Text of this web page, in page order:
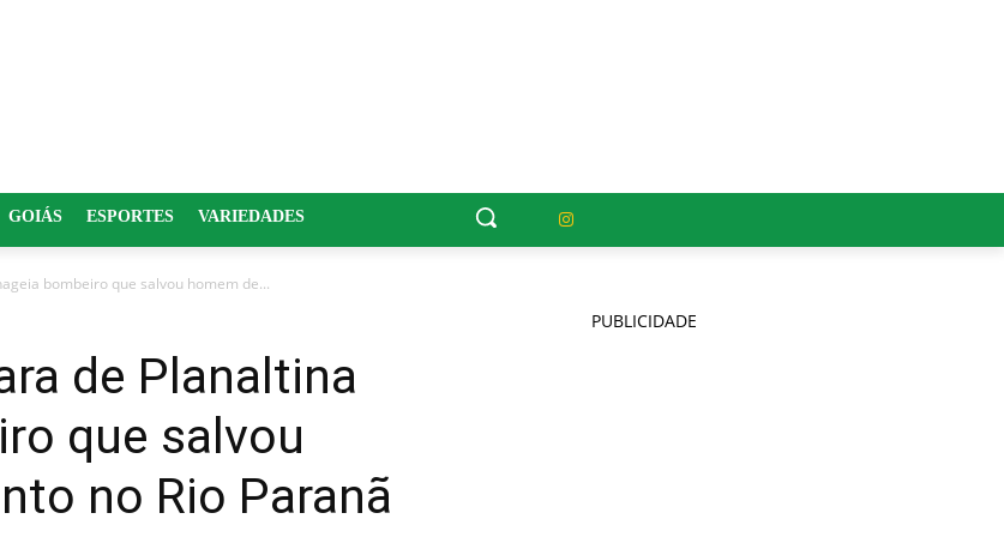
GOIÁS ESPORTES VARIEDADES
bombeiro que salvou homem de...
de Planaltina
que salvou
no Rio Paranã
PUBLICIDADE